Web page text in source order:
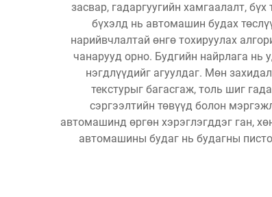
засвар, гадаргуугийн хамгаалалт,
бүхэлд нь автомашин будах
нарийвчлалтай өнгө тохируулах
чанарууд орно. Будгийн найрлага нь
нэгдлүүдийг агуулдаг. Мөн
текстурыг багасгаж, толь шиг
сэргээлтийн төвүүд болон
автомашинд өргөн хэрэглэгддэг ган,
автомашины будаг нь будагны